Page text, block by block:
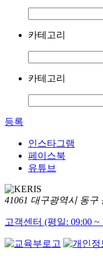
카테고리
카테고리
등록
인스타그램
페이스북
유튜브
41061 대구광역시 동구
고객센터 (평일: 09:00 ~